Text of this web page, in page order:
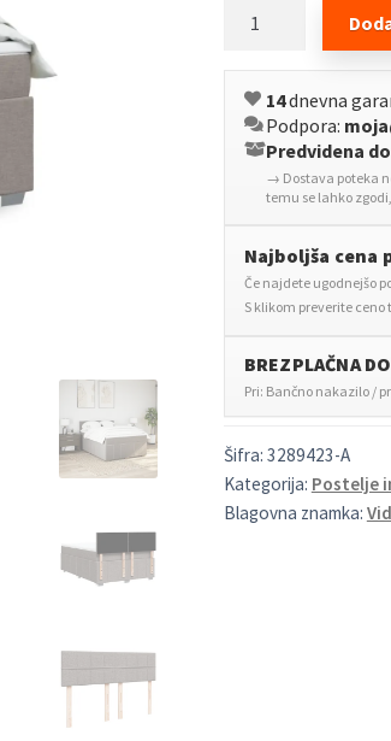
postelja
vzmetnico
taupe
160x200
blago
količina
14dnevna
Podpora:
Predvidena
→ Dostava poteka
temu se lahko
Najboljša cena
Če najdete ugodnejšo
S klikom preverite ceno
BREZPLAČNA
Pri: Bančno nakazilo /
Šifra: 3289423-A
Kategorija: Postelje
Blagovna znamka: